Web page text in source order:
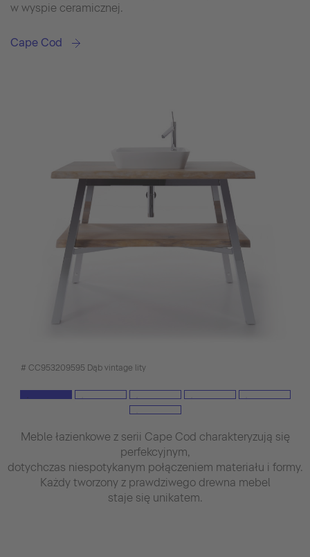
w wyspie ceramicznej.
Cape Cod
# CC953209595 Dąb vintage lity
Meble łazienkowe z serii Cape Cod charakteryzują się
perfekcyjnym,
dotychczas niespotykanym połączeniem materiału i formy.
Każdy tworzony z prawdziwego drewna mebel
staje się unikatem.